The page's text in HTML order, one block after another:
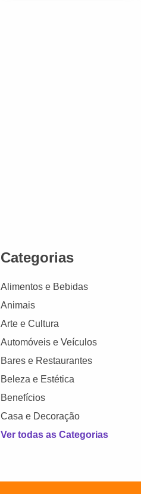
Categorias
Alimentos e Bebidas
Animais
Arte e Cultura
Automóveis e Veículos
Bares e Restaurantes
Beleza e Estética
Benefícios
Casa e Decoração
Ver todas as Categorias